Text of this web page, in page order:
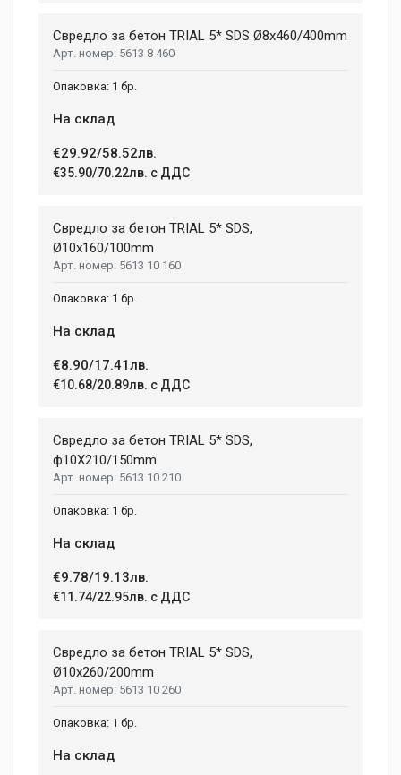
Свредло за бетон TRIAL 5* SDS Ø8x460/400mm
5613 8 460
1 бр.
На склад
€29.92/58.52лв.
€35.90/70.22лв. с ДДС
Свредло за бетон TRIAL 5* SDS,
Ø10x160/100mm
5613 10 160
1 бр.
На склад
€8.90/17.41лв.
€10.68/20.89лв. с ДДС
Свредло за бетон TRIAL 5* SDS,
ф10X210/150mm
5613 10 210
1 бр.
На склад
€9.78/19.13лв.
€11.74/22.95лв. с ДДС
Свредло за бетон TRIAL 5* SDS,
Ø10х260/200mm
5613 10 260
1 бр.
На склад